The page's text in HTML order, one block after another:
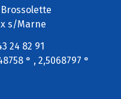
s/Marne
24 82 91
° , 2,5068797 °